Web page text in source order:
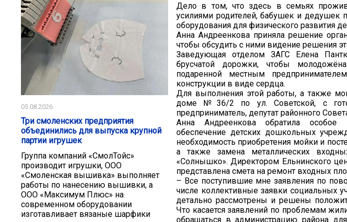
05.08.2026
Три смоленских предприятия
объединились для выпуска крупной
партии игрушек
Группа компаний «СмолТойс»
производит игрушки, ООО
«Смоленская вышивка» выполняет
работы по нанесению вышивки, а
ООО «Максимум Плюс» на
современном оборудовании
изготавливает вязаные шарфики
Дело в том, что здесь в семьях
усилиями родителей, бабушек и дедушек
оборудования для физического развития
Анна Андреенкова приняла решение
чтобы обсудить с ними видение решения
Заведующая отделом ЗАГС Елена
брусчатой дорожки, чтобы
подаренной местным
конструкции в виде сердца.
Для выполнения этой работы, а также
доме №36/2 по ул. Советской, с
предприниматель, депутат районного
Анна Андреенкова обратила особое
обеспечение детских дошкольных
необходимость приобретения мойки и
а также замена металлических
«Солнышко». Директором Ельнинского
представлена смета на ремонт входных
– Все поступившие мне заявления по
числе коллективные заявки социальных
детально рассмотрены и решены
Что касается заявлений по проблемам
обращаться в администрацию района